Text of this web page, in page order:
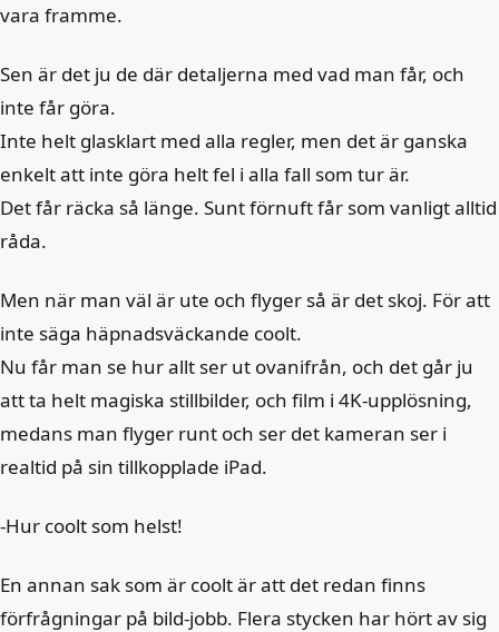
vara framme.
Sen är det ju de där detaljerna med vad man får, och
inte får göra.
Inte helt glasklart med alla regler, men det är ganska
enkelt att inte göra helt fel i alla fall som tur är.
Det får räcka så länge. Sunt förnuft får som vanligt alltid
råda.
Men när man väl är ute och flyger så är det skoj. För att
inte säga häpnadsväckande coolt.
Nu får man se hur allt ser ut ovanifrån, och det går ju
att ta helt magiska stillbilder, och film i 4K-upplösning,
medans man flyger runt och ser det kameran ser i
realtid på sin tillkopplade iPad.
-Hur coolt som helst!
En annan sak som är coolt är att det redan finns
förfrågningar på bild-jobb. Flera stycken har hört av sig